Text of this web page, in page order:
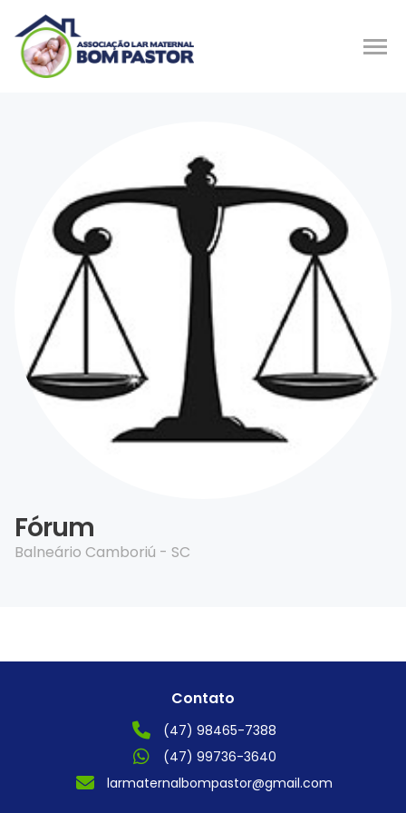
Fórum
Balneário Camboriú - SC
Contato
(47) 98465-7388
(47) 99736-3640
larmaternalbompastor@gmail.com